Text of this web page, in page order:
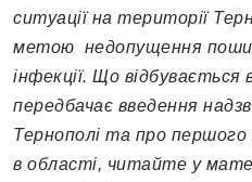
ситуації на території
метою недопущення
інфекції. Що відбувається
передбачає введення
Тернополі та про першого
в області, читайте у